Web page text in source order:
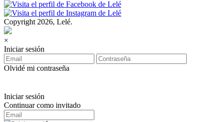
Copyright 2026, Lelé.
×
Iniciar sesión
Olvidé mi contraseña
Iniciar sesión
Continuar como invitado